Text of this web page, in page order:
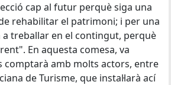
cap al futur perquè siga una
rehabilitar el patrimoni; i per una
a treballar en el contingut, perquè
En aquesta comesa, va
comptarà amb molts actors, entre
de Turisme, que instal·larà ací